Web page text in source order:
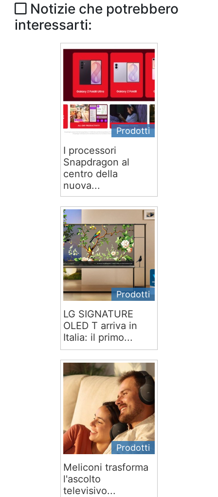
Notizie che potrebbero
interessarti:
Prodotti
I processori
Snapdragon al
centro della
nuova...
Prodotti
LG SIGNATURE
OLED T arriva in
Italia: il primo...
Prodotti
Meliconi trasforma
l'ascolto
televisivo...